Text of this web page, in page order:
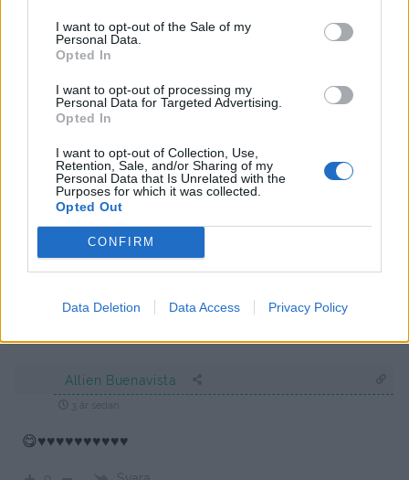
I want to opt-out of the Sale of my
Personal Data.
Opted In
I want to opt-out of processing my
Personal Data for Targeted Advertising.
Opted In
I want to opt-out of Collection, Use,
Retention, Sale, and/or Sharing of my
Personal Data that Is Unrelated with the
Purposes for which it was collected.
Opted Out
CONFIRM
Data Deletion Data Access Privacy Policy
Anonym
Jag gjorde denna ikväll, den blev riktigt god!
Du kan förresten sluta skriva 2,5 dl creme fraiche. Alla
(små) burkar (däribland paprika/chili) innehåller 2 dl.
Svara
jennysmatblogg
Reply toAnonym
Allien Buenavista
3 år sedan
😋♥️♥️♥️♥️♥️♥️♥️♥️♥️♥️